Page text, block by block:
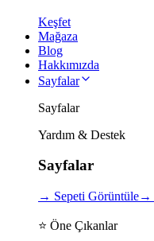
Keşfet
Mağaza
Blog
Hakkımızda
Sayfalar
Sayfalar
Yardım & Destek
Sayfalar
→ Sepeti Görüntüle→
⭐ Öne Çıkanlar